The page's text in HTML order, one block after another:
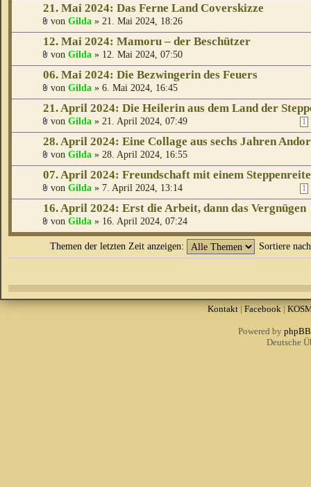
21. Mai 2024: Das Ferne Land Coverskizze
von Gilda » 21. Mai 2024, 18:26
12. Mai 2024: Mamoru – der Beschützer
von Gilda » 12. Mai 2024, 07:50
06. Mai 2024: Die Bezwingerin des Feuers
von Gilda » 6. Mai 2024, 16:45
21. April 2024: Die Heilerin aus dem Land der
1
von Gilda » 21. April 2024, 07:49
28. April 2024: Eine Collage aus sechs Jahren Andor
von Gilda » 28. April 2024, 16:55
07. April 2024: Freundschaft mit einem
1
von Gilda » 7. April 2024, 13:14
16. April 2024: Erst die Arbeit, dann das Vergnügen
von Gilda » 16. April 2024, 07:24
Themen der letzten Zeit anzeigen: Sortiere
Kontakt| Facebook|
Powered by phpBB
Deutsche